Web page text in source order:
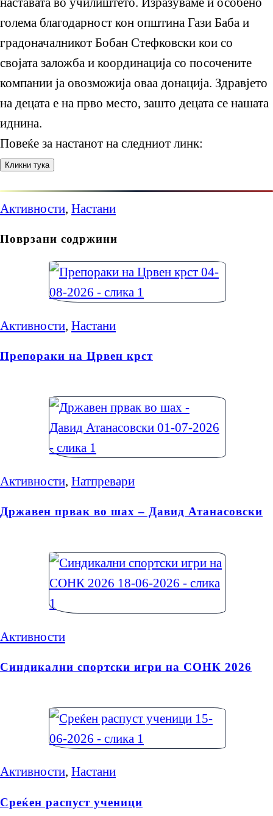
голема благодарност кон општина Гази Баба и
градоначалникот Бобан Стефковски кои со
својата заложба и координација со посочените
компании ја овозможија оваа донација. Здравјето
на децата е на прво место, зашто децата се нашата
иднина.
Повеќе за настанот на следниот линк:
Кликни тука
Активности, Настани
Поврзани содржини
Активности, Настани
Препораки на Црвен крст
Активности, Натпревари
Државен првак во шах – Давид Атанасовски
Активности
Синдикални спортски игри на СОНК 2026
Активности, Настани
Среќен распуст ученици